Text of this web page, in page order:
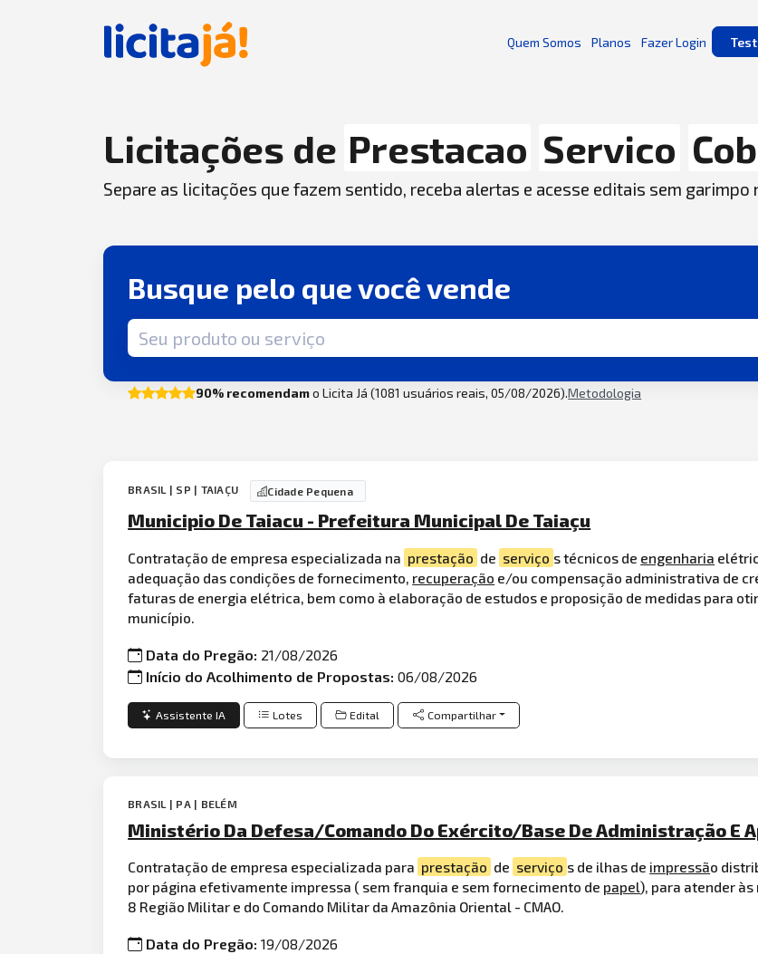
Quem Somos Planos Fazer Login
Licitações de Prestacao Servico
Separe as licitações que fazem sentido, receba alertas e acesse editais sem garimpo
Busque pelo que você vende
Termo de busca
90% recomendamo Licita Já (1081 usuários reais, 05/08/2026).Metodologia
BRASIL | SP | TAIAÇU Cidade Pequena
Municipio De Taiacu - Prefeitura Municipal De Taiaçu
Contratação de empresa especializada na prestação de serviço s técnicos de engenharia
adequação das condições de fornecimento, recuperação e/ou compensação administrativa de
faturas de energia elétrica, bem como à elaboração de estudos e proposição de medidas para
município.
Data do Pregão: 21/08/2026
Início do Acolhimento de Propostas:06/08/2026
Assistente IA Lotes Edital Compartilhar
BRASIL | PA | BELÉM
Ministério Da Defesa/Comando Do Exército/Base De Administração E
Contratação de empresa especializada para prestação de serviço s de ilhas de impressão
por página efetivamente impressa ( sem franquia e sem fornecimento de papel), para atender às
8 Região Militar e do Comando Militar da Amazônia Oriental - CMAO.
Data do Pregão:19/08/2026